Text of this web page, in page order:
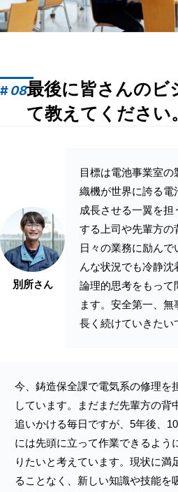
#08最後に皆さんのビ
て教えてください。
別所さん
目標は電池事業室の
織機が世界に誇る電
成長させる一翼を担
する上司や先輩方の
日々の業務に励ん
んな状況でも冷静沈
論理的思考をもって
ます。安全第一、
長く続けていきたい
今、鋳造保全課で電気系の修理を
しています。まだまだ先輩方の背
追いかける毎日ですが、5年後、
には先頭に立って作業できるよう
りたいと考えています。現状に満
ることなく、新しい知識や技能を